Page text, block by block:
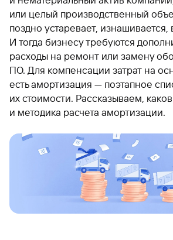
или целый производственный
поздно устаревает, изнашивается,
И тогда бизнесу требуются
расходы на ремонт или замену
ПО. Для компенсации затрат на
есть амортизация — поэтапное
их стоимости. Рассказываем,
и методика расчета амортизации.